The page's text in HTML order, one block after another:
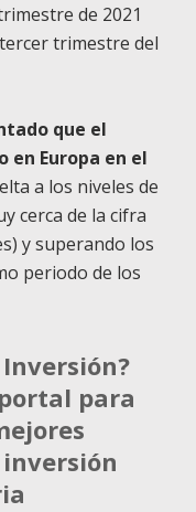
de 2021
trimestre del
que el
en Europa en el
a los niveles de
cerca de la cifra
y superando los
periodo de los
Inversión?
para